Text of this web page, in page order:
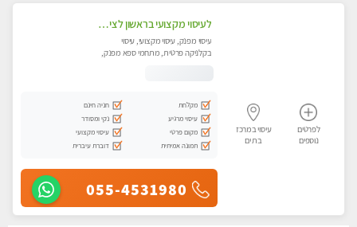
לפרטים
נוספים
עיסוי במרכז
בת ים
לעיסוי מקצועי בראשון לציון ואיכותי מומלץ מאוד!! ממתינה לך שתגיע מעסה פרטית- ללא מין !!
עיסוי מפנק, עיסוי מקצועי, עיסוי
בקלניקה פרטית, מתחמי ספא מפנק,
מקלחת
חניה חינם
עיסוי מרגיע
נקי ומסודר
מקום פרטי
עיסוי מקצועי
תמונה אמיתית
דוברת עיברית
055-4531980